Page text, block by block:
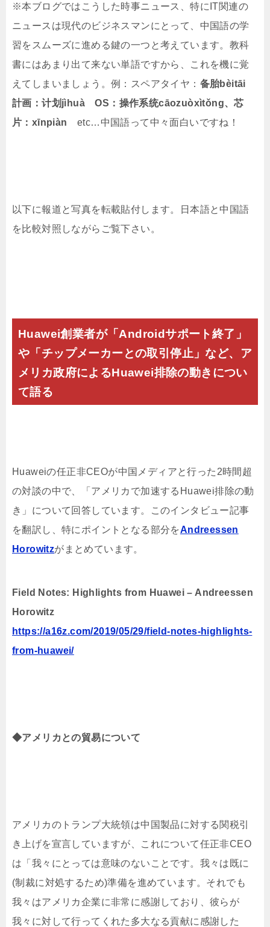
※本ブログではこうした時事ニュース、特にIT関連の
ニュースは現代のビジネスマンにとって、中国語の学
習をスムーズに進める鍵の一つと考えています。教科
書にはあまり出て来ない単語ですから、これを機に覚
えてしまいましょう。例：スペアタイヤ： 备胎bèitāi
計画：计划jìhuà OS：操作系统cāozuòxìtǒng、芯
片：xīnpiàn etc…中国語って中々面白いですね！
以下に報道と写真を転載貼付します。日本語と中国語
を比較対照しながらご覧下さい。
Huawei創業者が「Androidサポート終了」
や「チップメーカーとの取引停止」など、ア
メリカ政府によるHuawei排除の動きについ
て語る
Huaweiの任正非CEOが中国メディアと行った2時間超
の対談の中で、「アメリカで加速するHuawei排除の動
き」について回答しています。このインタビュー記事
を翻訳し、特にポイントとなる部分をAndreessen
Horowitzがまとめています。
Field Notes: Highlights from Huawei – Andreessen
Horowitz
https://a16z.com/2019/05/29/field-notes-highlights-
from-huawei/
◆アメリカとの貿易について
アメリカのトランプ大統領は中国製品に対する関税引
き上げを宣言していますが、これについて任正非CEO
は「我々にとっては意味のないことです。我々は既に
(制裁に対処するため)準備を進めています。それでも
我々はアメリカ企業に非常に感謝しており、彼らが
我々に対して行ってくれた多大なる貢献に感謝した